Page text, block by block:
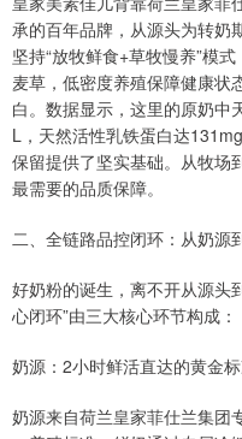
承的百年品牌，从源头为转奶
坚持“放牧鲜食+草牧慢养”模
麦草，低密度养殖保障健康状
白。数据显示，这里的原奶中
L，天然活性乳铁蛋白达
保留提供了坚实基础。从牧场
最需要的品质保障。
二、全链路品控闭环：从奶源
好奶粉的诞生，离不开从源头
心闭环”由三大核心环节构成：
奶源：2小时鲜活直达的黄金
奶源来自荷兰皇家菲仕兰集团